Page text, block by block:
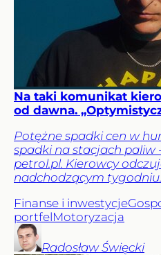
Na taki komunikat
od dawna.
Potężne spadki cen w
spadki na stacjach paliw
petrol.pl. Kierowcy
nadchodzącym tygodniu.
Finanse i inwestycje
portfelMotoryzacja
Radosław Święcki